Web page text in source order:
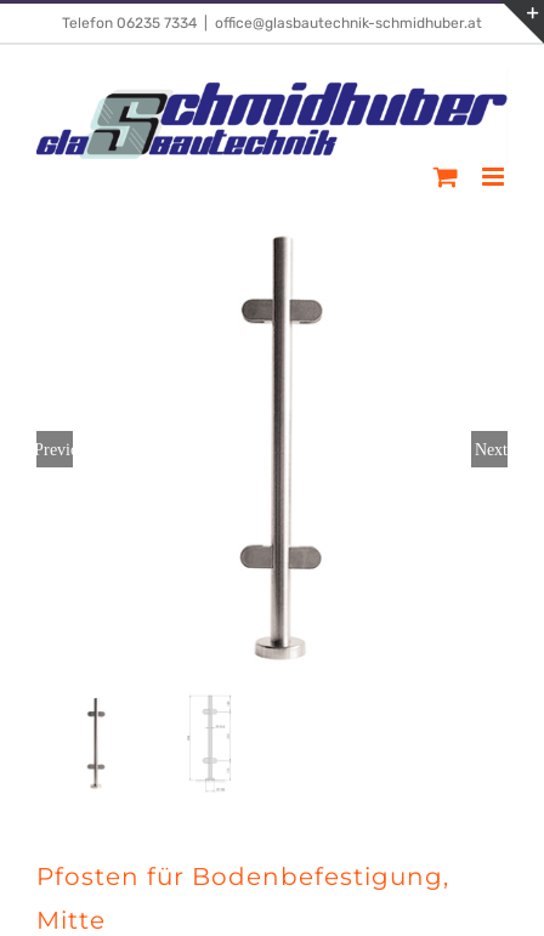
Telefon 06235 7334 office@glasbautechnik-schmidhuber.at
Previous Next
Pfosten für Bodenbefestigung,
Mitte